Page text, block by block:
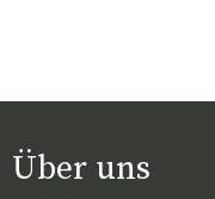
Über uns